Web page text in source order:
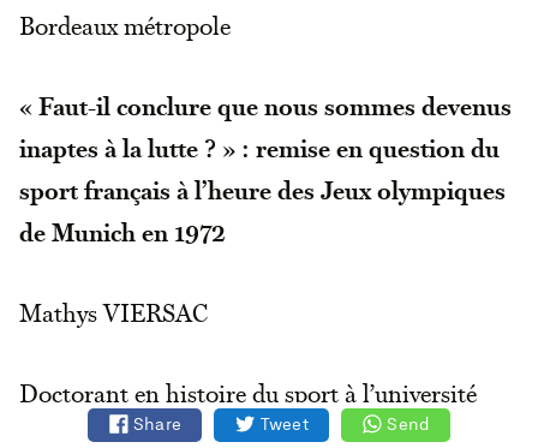
Bordeaux métropole
« Faut-il conclure que nous sommes devenus
inaptes à la lutte ? » : remise en question du
sport français à l’heure des Jeux olympiques
de Munich en 1972
Mathys VIERSAC
Doctorant en histoire du sport à l’université
Rennes 2, membre du laboratoire Valeurs,
Share Tweet Send